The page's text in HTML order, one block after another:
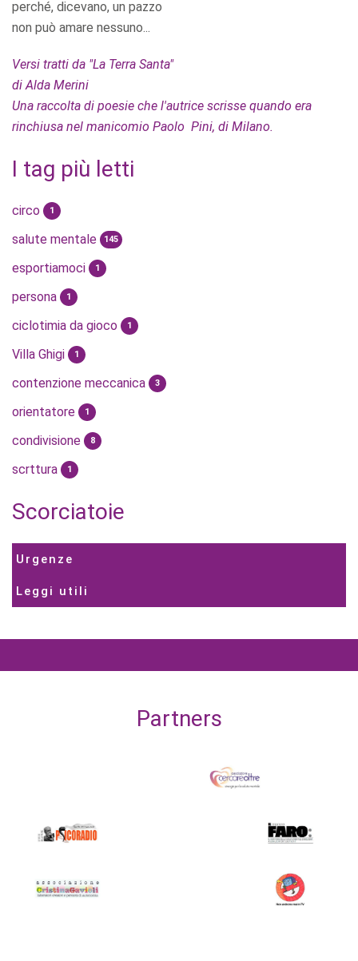
perché, dicevano, un pazzo
non può amare nessuno...
Versi tratti da "La Terra Santa"
di Alda Merini
Una raccolta di poesie che l'autrice scrisse quando era
rinchiusa nel manicomio Paolo Pini, di Milano.
I tag più letti
circo 1
salute mentale 145
esportiamoci 1
persona 1
ciclotimia da gioco 1
Villa Ghigi 1
contenzione meccanica 3
orientatore 1
condivisione 8
scrttura 1
Scorciatoie
Urgenze
Leggi utili
Partners